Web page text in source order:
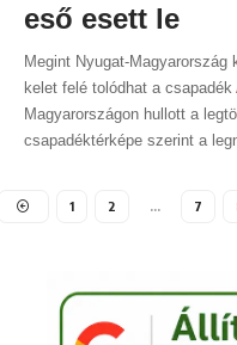
eső esett le
Megint Nyugat-
kelet felé tolódhat a
Magyarországon hullott a
csapadéktérképe szerint a
1 2 … 7